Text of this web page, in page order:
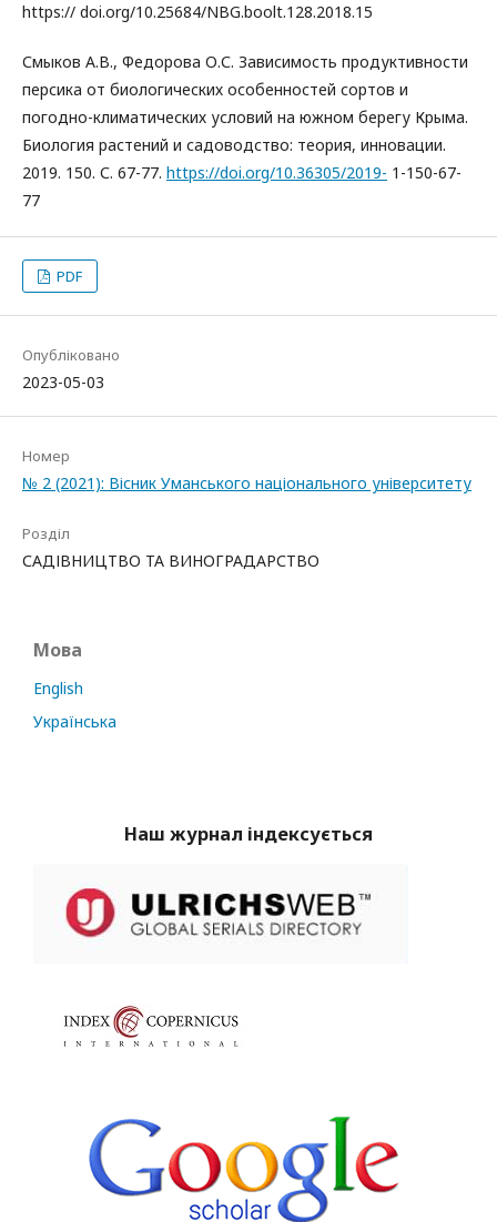
https:// doi.org/10.25684/NBG.boolt.128.2018.15
Смыков А.В., Федорова О.С. Зависимость продуктивности
персика от биологических особенностей сортов и
погодно-климатических условий на южном берегу Крыма.
Биология растений и садоводство: теория, инновации.
2019. 150. С. 67-77. https://doi.org/10.36305/2019- 1-150-67-
77
PDF
Опубліковано
2023-05-03
Номер
№ 2 (2021): Вісник Уманського національного університету
Розділ
САДІВНИЦТВО ТА ВИНОГРАДАРСТВО
Мова
English
Українська
Наш журнал індексується